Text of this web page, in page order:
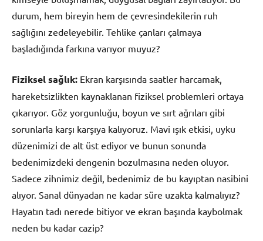
durum, hem bireyin hem de çevresindekilerin ruh
sağlığını zedeleyebilir. Tehlike çanları çalmaya
başladığında farkına varıyor muyuz?
Fiziksel sağlık: Ekran karşısında saatler harcamak,
hareketsizlikten kaynaklanan fiziksel problemleri ortaya
çıkarıyor. Göz yorgunluğu, boyun ve sırt ağrıları gibi
sorunlarla karşı karşıya kalıyoruz. Mavi ışık etkisi, uyku
düzenimizi de alt üst ediyor ve bunun sonunda
bedenimizdeki dengenin bozulmasına neden oluyor.
Sadece zihnimiz değil, bedenimiz de bu kayıptan nasibini
alıyor. Sanal dünyadan ne kadar süre uzakta kalmalıyız?
Hayatın tadı nerede bitiyor ve ekran başında kaybolmak
neden bu kadar cazip?